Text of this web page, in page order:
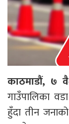
काठमाडौं, ७
गाउँपालिका
हुँदा तीन